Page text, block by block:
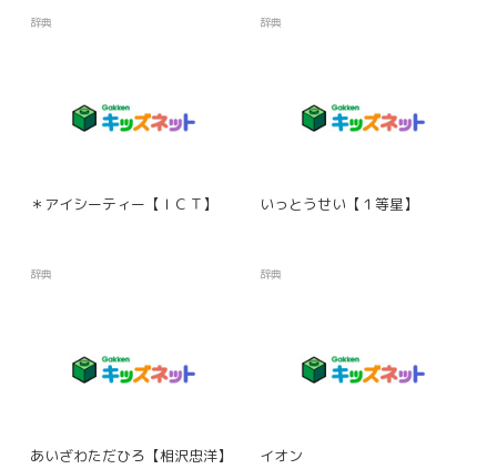
辞典 辞典
＊アイシーティー【ＩＣＴ】
辞典
いっとうせい【１等星】
辞典
あいざわただひろ【相沢忠洋】 イオン